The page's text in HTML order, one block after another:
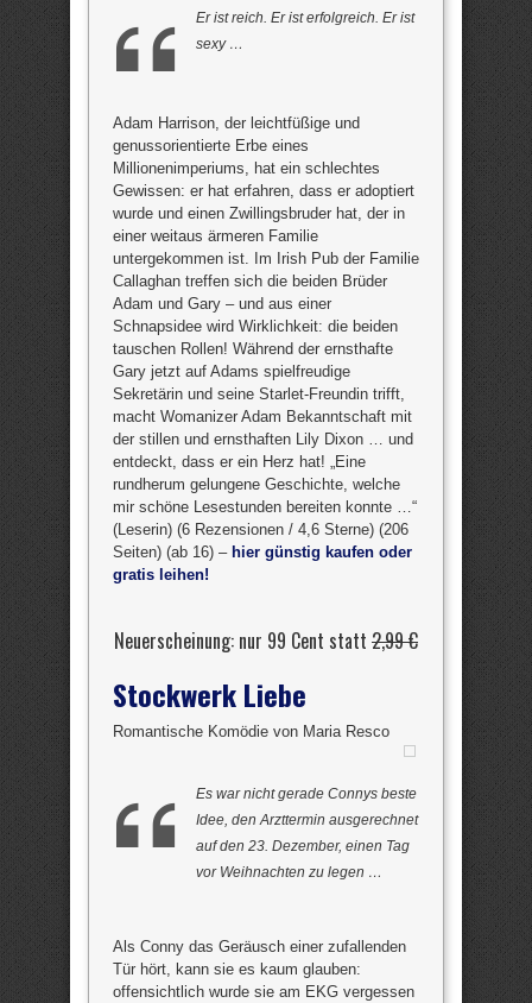
Er ist reich. Er ist erfolgreich. Er ist
sexy …
Adam Harrison, der leichtfüßige und
genussorientierte Erbe eines
Millionenimperiums, hat ein schlechtes
Gewissen: er hat erfahren, dass er adoptiert
wurde und einen Zwillingsbruder hat, der in
einer weitaus ärmeren Familie
untergekommen ist. Im Irish Pub der Familie
Callaghan treffen sich die beiden Brüder
Adam und Gary – und aus einer
Schnapsidee wird Wirklichkeit: die beiden
tauschen Rollen! Während der ernsthafte
Gary jetzt auf Adams spielfreudige
Sekretärin und seine Starlet-Freundin trifft,
macht Womanizer Adam Bekanntschaft mit
der stillen und ernsthaften Lily Dixon … und
entdeckt, dass er ein Herz hat! „Eine
rundherum gelungene Geschichte, welche
mir schöne Lesestunden bereiten konnte …“
(Leserin) (6 Rezensionen / 4,6 Sterne) (206
Seiten) (ab 16) – hier günstig kaufen oder
gratis leihen!
Neuerscheinung: nur 99 Cent statt 2,99 €
Stockwerk Liebe
Romantische Komödie von Maria Resco
Es war nicht gerade Connys beste
Idee, den Arzttermin ausgerechnet
auf den 23. Dezember, einen Tag
vor Weihnachten zu legen …
Als Conny das Geräusch einer zufallenden
Tür hört, kann sie es kaum glauben:
offensichtlich wurde sie am EKG vergessen